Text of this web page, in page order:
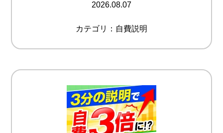
2026.08.07
カテゴリ：自費説明